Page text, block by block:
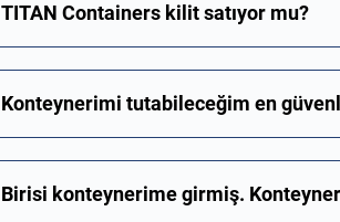
TITAN Containers kilit satıyor mu?
Konteynerimi tutabileceğim en
Birisi konteynerime girmiş.